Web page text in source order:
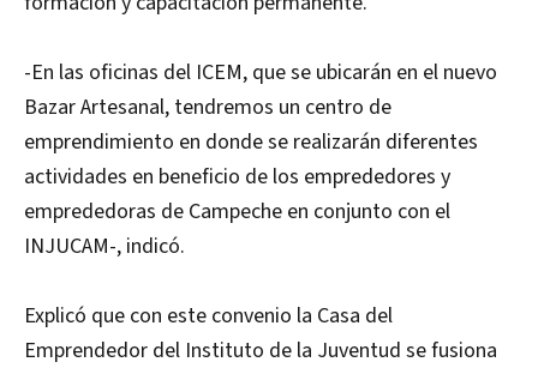
-En las oficinas del ICEM, que se ubicarán en el nuevo
Bazar Artesanal, tendremos un centro de
emprendimiento en donde se realizarán diferentes
actividades en beneficio de los emprededores y
emprededoras de Campeche en conjunto con el
INJUCAM-, indicó.
Explicó que con este convenio la Casa del
Emprendedor del Instituto de la Juventud se fusiona